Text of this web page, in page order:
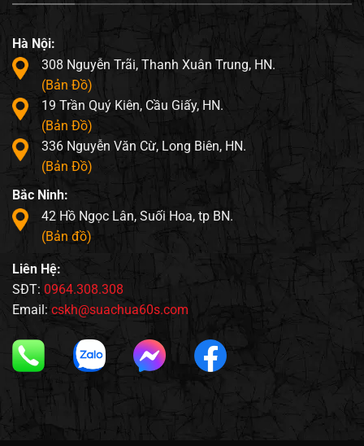
Hà Nội:
308 Nguyễn Trãi, Thanh Xuân Trung, HN.
(Bản Đồ)
19 Trần Quý Kiên, Cầu Giấy, HN.
(Bản Đồ)
336 Nguyễn Văn Cừ, Long Biên, HN.
(Bản Đồ)
Bắc Ninh:
42 Hồ Ngọc Lân, Suối Hoa, tp BN.
(Bản đồ)
Liên Hệ:
SĐT: 0964.308.308
Email: cskh@suachua60s.com